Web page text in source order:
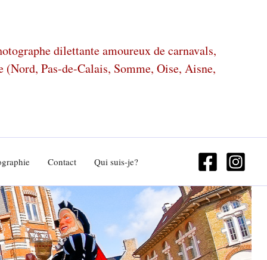
dilettante amoureux de carnavals,
(Nord, Pas-de-Calais, Somme, Oise, Aisne,
Contact Qui suis-je?